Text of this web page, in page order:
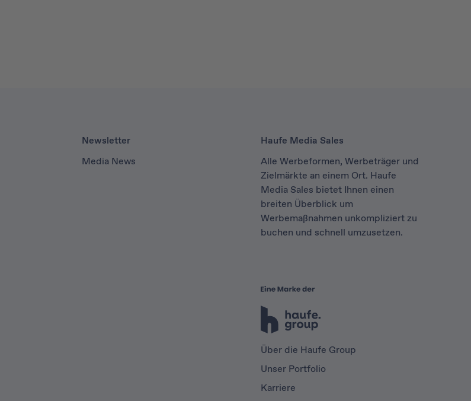
Newsletter
Media News
Haufe Media Sales
Alle Werbeformen, Werbeträger und
Zielmärkte an einem Ort. Haufe
Media Sales bietet Ihnen einen
breiten Überblick um
Werbemaßnahmen unkompliziert zu
buchen und schnell umzusetzen.
Über die Haufe Group
Unser Portfolio
Karriere